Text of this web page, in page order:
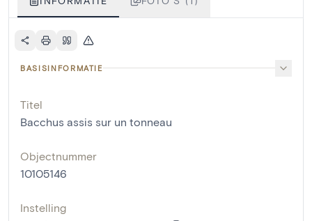
BASISINFORMATIE
Titel
Bacchus assis sur un tonneau
Objectnummer
10105146
Instelling